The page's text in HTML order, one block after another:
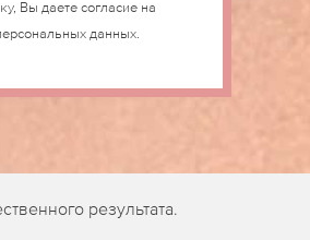
Вы даете согласие на
данных.
результата.